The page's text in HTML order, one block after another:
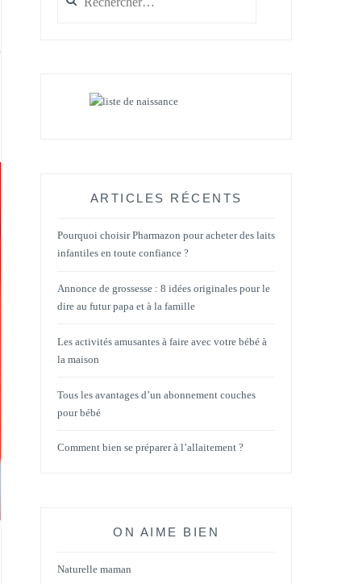
ARTICLES RÉCENTS
Pourquoi choisir Pharmazon pour acheter des laits
infantiles en toute confiance ?
Annonce de grossesse : 8 idées originales pour le
dire au futur papa et à la famille
Les activités amusantes à faire avec votre bébé à
la maison
Tous les avantages d’un abonnement couches
pour bébé
Comment bien se préparer à l’allaitement ?
ON AIME BIEN
Naturelle maman